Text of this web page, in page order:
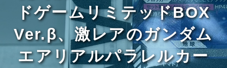
ドゲームリミテッドBOX
Ver.β、激レアのガンダム
エアリアルパラレルカー